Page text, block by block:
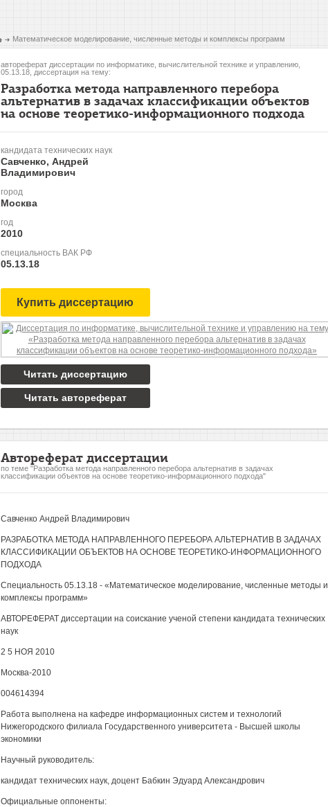
Математическое моделирование, численные методы и комплексы программ
автореферат диссертации по информатике, вычислительной технике и управлению,
05.13.18, диссертация на тему:
Разработка метода направленного перебора
альтернатив в задачах классификации объектов
на основе теоретико-информационного подхода
кандидата технических наук
Савченко, Андрей
Владимирович
город
Москва
год
2010
специальность ВАК РФ
05.13.18
Купить диссертацию
Читать диссертацию
Читать автореферат
Автореферат диссертации
по теме "Разработка метода направленного перебора альтернатив в задачах
классификации объектов на основе теоретико-информационного подхода"
Савченко Андрей Владимирович
РАЗРАБОТКА МЕТОДА НАПРАВЛЕННОГО ПЕРЕБОРА АЛЬТЕРНАТИВ В ЗАДАЧАХ
КЛАССИФИКАЦИИ ОБЪЕКТОВ НА ОСНОВЕ ТЕОРЕТИКО-ИНФОРМАЦИОННОГО
ПОДХОДА
Специальность 05.13.18 - «Математическое моделирование, численные методы и
комплексы программ»
АВТОРЕФЕРАТ диссертации на соискание ученой степени кандидата технических
наук
2 5 НОЯ 2010
Москва-2010
004614394
Работа выполнена на кафедре информационных систем и технологий
Нижегородского филиала Государственного университета - Высшей школы
экономики
Научный руководитель:
кандидат технических наук, доцент Бабкин Эдуард Александрович
Официальные оппоненты: